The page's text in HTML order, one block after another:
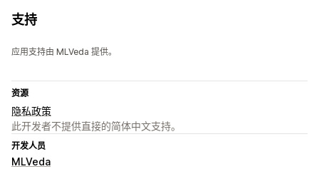
支持
应用支持由 MLVeda 提供。
资源
隐私政策
此开发者不提供直接的简体中文支持。
开发人员
MLVeda